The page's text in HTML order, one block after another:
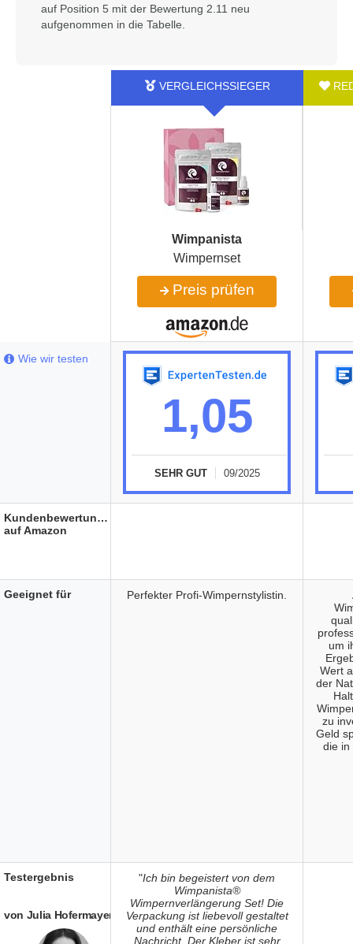
auf Position 5 mit der Bewertung 2.11 neu
aufgenommen in die Tabelle.
Wimpanista
Wimpernset
Preis prüfen
1,05
SEHR GUT 09/2025
Perfekter Profi-Wimpernstylistin.
um
Wert
der
zu
Geld
die in
"Ich bin begeistert von dem
Wimpanista®
Wimpernverlängerung Set! Die
Verpackung ist liebevoll gestaltet
und enthält eine persönliche
Nachricht. Der Kleber ist sehr
Wie wir testen
Kundenbewertungen
auf Amazon
Geeignet für
Testergebnis
von Julia Hofermayer